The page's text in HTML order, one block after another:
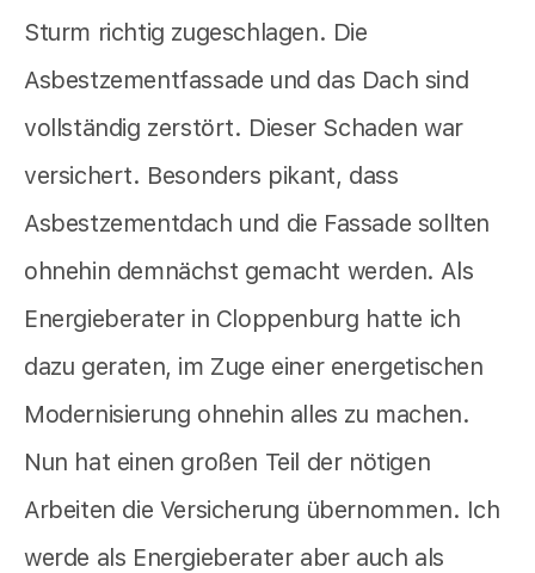
Sturm richtig zugeschlagen. Die
Asbestzementfassade und das Dach sind
vollständig zerstört. Dieser Schaden war
versichert. Besonders pikant, dass
Asbestzementdach und die Fassade sollten
ohnehin demnächst gemacht werden. Als
Energieberater in Cloppenburg hatte ich
dazu geraten, im Zuge einer energetischen
Modernisierung ohnehin alles zu machen.
Nun hat einen großen Teil der nötigen
Arbeiten die Versicherung übernommen. Ich
werde als Energieberater aber auch als